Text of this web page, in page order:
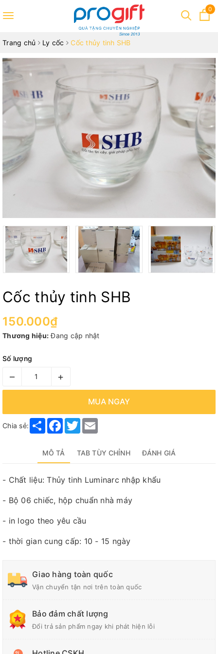
Toggle
0
Trang chủ Ly cốc Cốc thủy tinh SHB
Cốc thủy tinh SHB
150.000₫
Thương hiệu: Đang cập nhật
Số lượng
– +
MUA NGAY
Chia sẻ: Share Facebook
Twitter
MÔ TẢ TAB TÙY CHỈNH ĐÁNH GIÁ
- Chất liệu: Thủy tinh Luminarc nhập khẩu
- Bộ 06 chiếc, hộp chuẩn nhà máy
- in logo theo yêu cầu
- thời gian cung cấp: 10 - 15 ngày
Giao hàng toàn quốc
Vận chuyển tận nơi trên toàn quốc
Bảo đảm chất lượng
Đổi trả sản phẩm ngay khi phát hiện lỗi